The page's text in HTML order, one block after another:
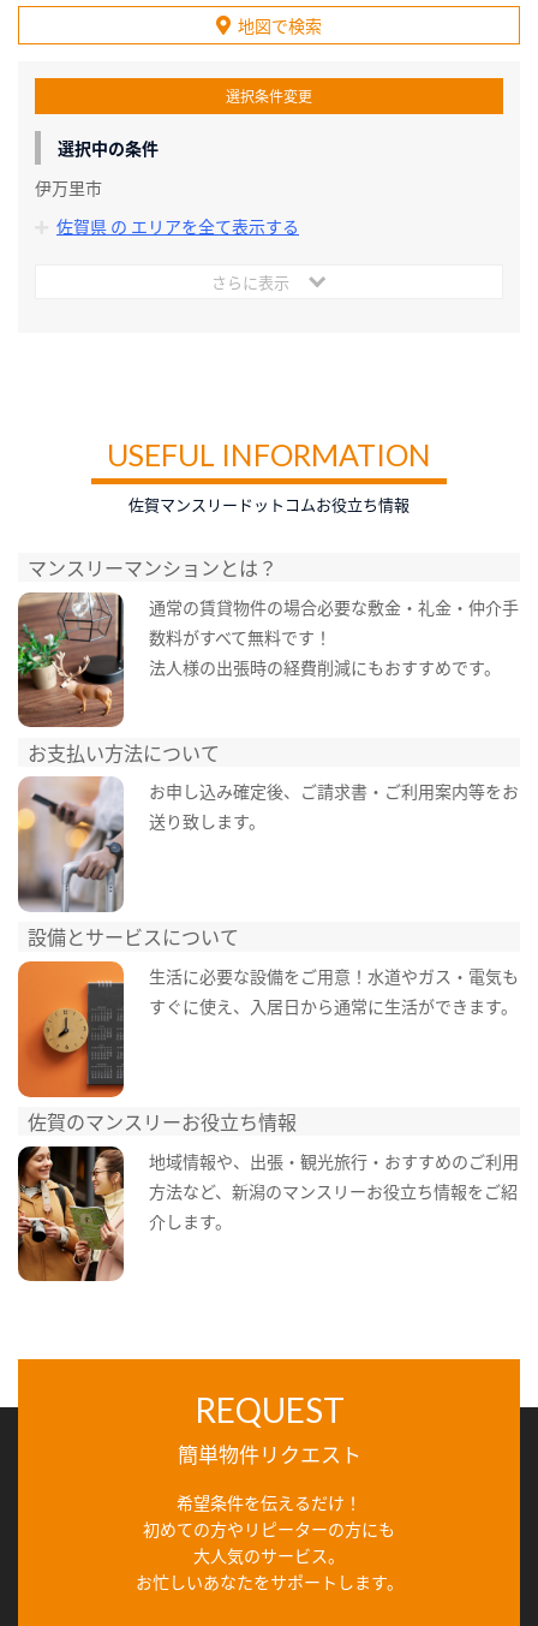
地図で検索
選択条件変更
選択中の条件
伊万里市
佐賀県 の エリアを全て表示する
さらに表示
USEFUL INFORMATION
佐賀マンスリードットコムお役立ち情報
マンスリーマンションとは？
通常の賃貸物件の場合必要な敷金・礼金・仲介手
数料がすべて無料です！
法人様の出張時の経費削減にもおすすめです。
お支払い方法について
お申し込み確定後、ご請求書・ご利用案内等をお
送り致します。
設備とサービスについて
生活に必要な設備をご用意！水道やガス・電気も
すぐに使え、入居日から通常に生活ができます。
佐賀のマンスリーお役立ち情報
地域情報や、出張・観光旅行・おすすめのご利用
方法など、新潟のマンスリーお役立ち情報をご紹
介します。
REQUEST
簡単物件リクエスト
希望条件を伝えるだけ！
初めての方やリピーターの方にも
大人気のサービス。
お忙しいあなたをサポートします。